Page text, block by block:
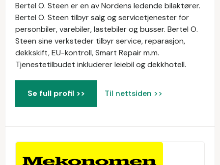
Bertel O. Steen er en av Nordens ledende bilaktører.
Bertel O. Steen tilbyr salg og servicetjenester for
personbiler, varebiler, lastebiler og busser. Bertel O.
Steen sine verksteder tilbyr service, reparasjon,
dekkskift, EU-kontroll, Smart Repair m.m.
Tjenestetilbudet inkluderer leiebil og dekkhotell.
Se full profil >> Til nettsiden >>